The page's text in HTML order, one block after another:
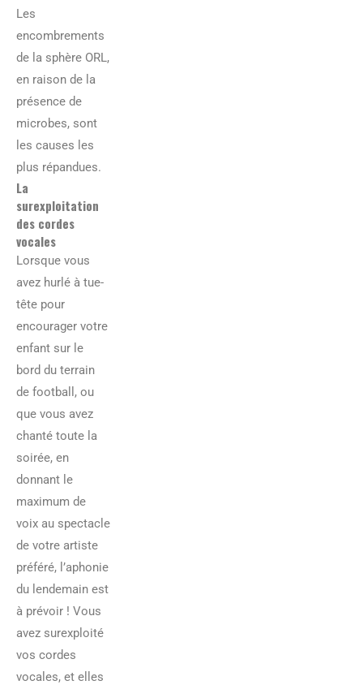
Les
encombrements
de la sphère ORL,
en raison de la
présence de
microbes, sont
les causes les
plus répandues.
La
surexploitation
des cordes
vocales
Lorsque vous
avez hurlé à tue-
tête pour
encourager votre
enfant sur le
bord du terrain
de football, ou
que vous avez
chanté toute la
soirée, en
donnant le
maximum de
voix au spectacle
de votre artiste
préféré, l’aphonie
du lendemain est
à prévoir ! Vous
avez surexploité
vos cordes
vocales, et elles